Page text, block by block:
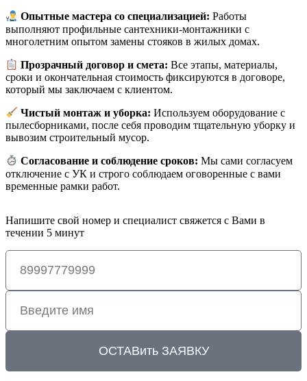
Опытные мастера со специализацией: Работы
выполняют профильные сантехники-монтажники с
многолетним опытом замены стояков в жилых домах.
Прозрачный договор и смета: Все этапы, материалы,
сроки и окончательная стоимость фиксируются в договоре,
который мы заключаем с клиентом.
Чистый монтаж и уборка: Используем оборудование с
пылесборниками, после себя проводим тщательную уборку и
вывозим строительный мусор.
Согласование и соблюдение сроков: Мы сами согласуем
отключение с УК и строго соблюдаем оговоренные с вами
временные рамки работ.
Напишите свой номер и специалист свяжется с Вами в
течении 5 минут
ОСТАВить ЗАЯВКУ